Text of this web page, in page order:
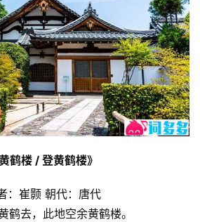
黄鹤楼 / 登黄鹤楼》
：崔颢 朝代：唐代
鹤去，此地空余黄鹤楼。